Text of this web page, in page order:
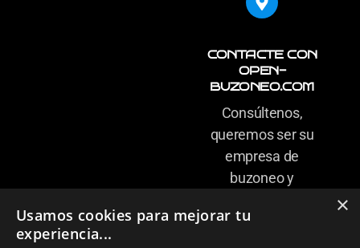
CONTACTE CON
OPEN-
BUZONEO.COM
Consúltenos,
queremos ser su
empresa de
buzoneo y
confianza
×
Usamos cookies para mejorar tu
experiencia...